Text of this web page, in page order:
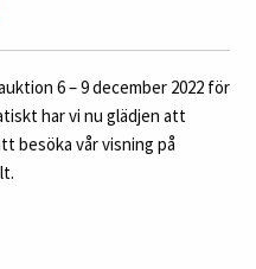
6 – 9 december 2022 för
har vi nu glädjen att
besöka vår visning på